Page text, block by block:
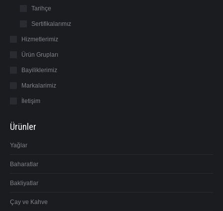
Tarihçe
Sertifikalarımız
Hizmetlerimiz
Ürün Grupları
Bayiliklerimiz
Markalarimiz
İletişim
Ürünler
Yağlar
Baharatlar
Bakliyatlar
Çay ve Kahve